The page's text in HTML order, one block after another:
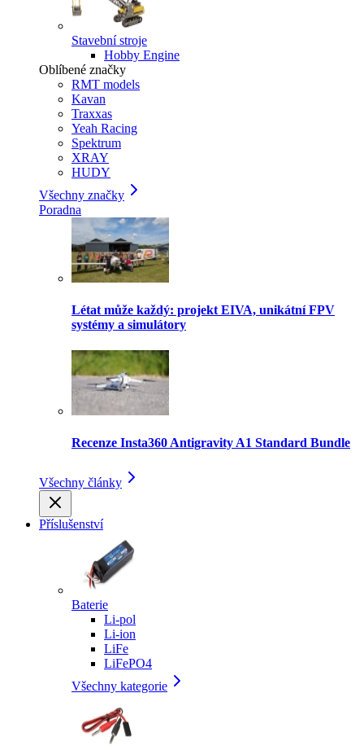
Stavební stroje
Hobby Engine
Oblíbené značky
RMT models
Kavan
Traxxas
Yeah Racing
Spektrum
XRAY
HUDY
Všechny značky
Poradna
Létat může každý: projekt EIVA, unikátní FPV
systémy a simulátory
Recenze Insta360 Antigravity A1 Standard Bundle
Všechny články
Příslušenství
Baterie
Li-pol
Li-ion
LiFe
LiFePO4
Všechny kategorie